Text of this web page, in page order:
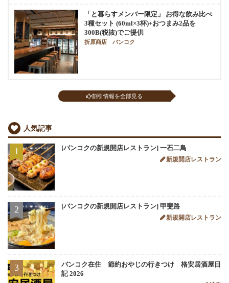
「と暮らすメンバー限定」 お得な飲み比べ
3種セット (60ml×3杯)+おつまみ2品を
300B(税抜)でご提供
折原商店 バンコク
割引情報を全部見る
人気記事
1 [バンコクの新規開店レストラン] 一石二鳥
新規開店レストラン
2 [バンコクの新規開店レストラン] 甲斐路
新規開店レストラン
3
バンコク在住 節約おやじの行きつけ 格安居酒屋日
記 2026